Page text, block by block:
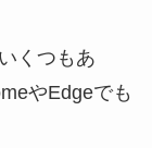
くつもあ
やEdgeでも